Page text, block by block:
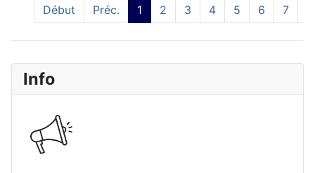
Info
Début Préc. 1 2 3 4 5 6 7